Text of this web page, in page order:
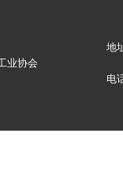
业协会
地
电